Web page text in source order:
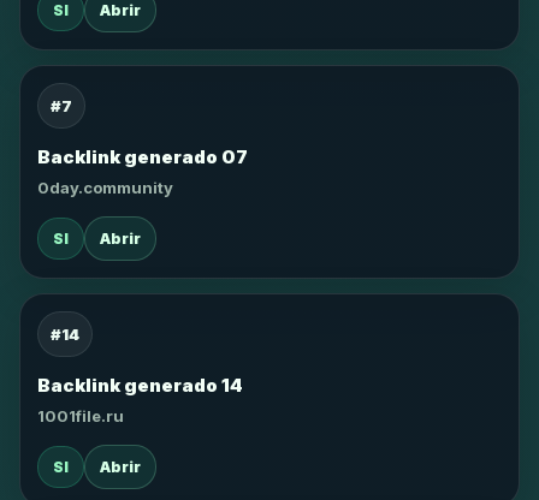
SI Abrir
#7
Backlink generado 07
0day.community
SI Abrir
#14
Backlink generado 14
1001file.ru
SI Abrir